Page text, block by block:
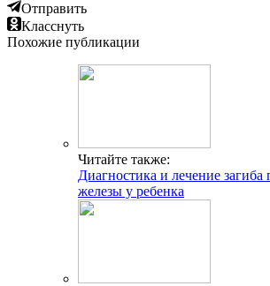
Отправить
Класснуть
Похожие публикации
Читайте также:
Диагностика и лечение
железы у ребенка